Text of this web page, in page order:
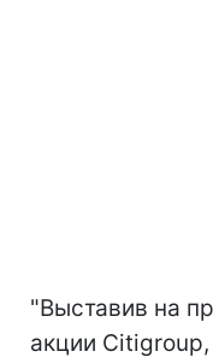
"Выставив на
акции